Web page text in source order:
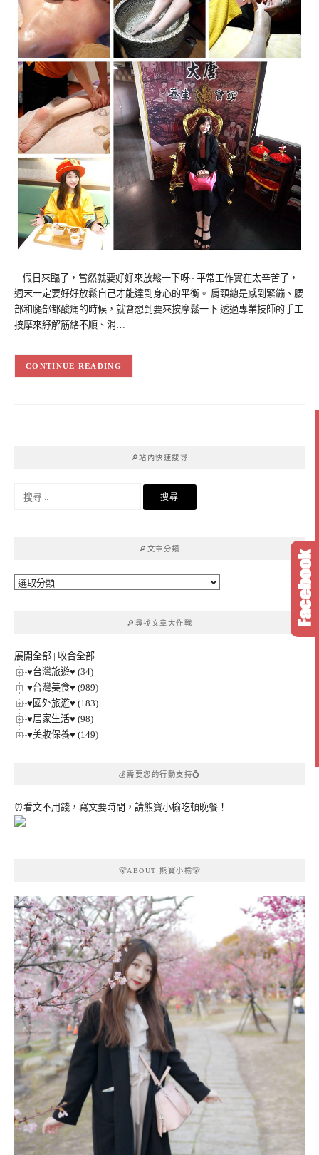
假日來臨了，當然就要好好來放鬆一下呀~ 平常工作實在太辛苦了，
週末一定要好好放鬆自己才能達到身心的平衡。 肩頸總是感到緊繃、腰
部和腿部都酸痛的時候，就會想到要來按摩鬆一下 透過專業技師的手工
按摩來紓解筋絡不順、消…
CONTINUE READING
🔎站內快速搜尋
🔎文章分類
🔎
🔎尋找文章大作戰
展開全部 | 收合全部
♥台灣旅遊♥ (34)
♥台灣美食♥ (989)
♥國外旅遊♥ (183)
♥居家生活♥ (98)
♥美妝保養♥ (149)
💰需要您的行動支持💍
⏰看文不用錢，寫文要時間，請熊寶小榆吃頓晚餐！
🐻ABOUT 熊寶小榆🐻